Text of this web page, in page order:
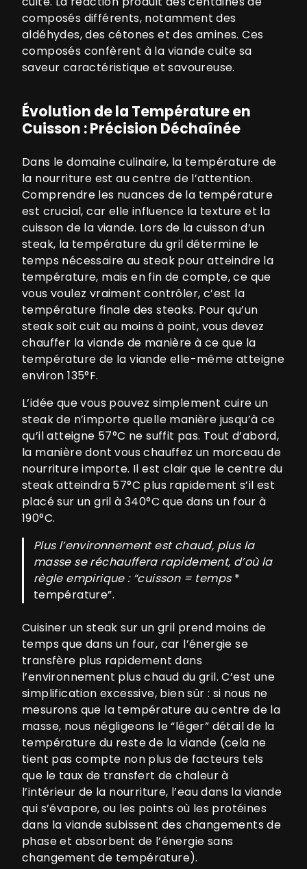
composés différents, notamment des
aldéhydes, des cétones et des amines. Ces
composés confèrent à la viande cuite sa
saveur caractéristique et savoureuse.
Évolution de la Température en
Cuisson : Précision Déchaînée
Dans le domaine culinaire, la température de
la nourriture est au centre de l’attention.
Comprendre les nuances de la température
est crucial, car elle influence la texture et la
cuisson de la viande. Lors de la cuisson d’un
steak, la température du gril détermine le
temps nécessaire au steak pour atteindre la
température, mais en fin de compte, ce que
vous voulez vraiment contrôler, c’est la
température finale des steaks. Pour qu’un
steak soit cuit au moins à point, vous devez
chauffer la viande de manière à ce que la
température de la viande elle-même atteigne
environ 135°F.
L’idée que vous pouvez simplement cuire un
steak de n’importe quelle manière jusqu’à ce
qu’il atteigne 57°C ne suffit pas. Tout d’abord,
la manière dont vous chauffez un morceau de
nourriture importe. Il est clair que le centre du
steak atteindra 57°C plus rapidement s’il est
placé sur un gril à 340°C que dans un four à
190°C.
Plus l’environnement est chaud, plus la
masse se réchauffera rapidement, d’où la
règle empirique : “cuisson = temps*
température”.
Cuisiner un steak sur un gril prend moins de
temps que dans un four, car l’énergie se
transfère plus rapidement dans
l’environnement plus chaud du gril. C’est une
simplification excessive, bien sûr : si nous ne
mesurons que la température au centre de la
masse, nous négligeons le “léger” détail de la
température du reste de la viande (cela ne
tient pas compte non plus de facteurs tels
que le taux de transfert de chaleur à
l’intérieur de la nourriture, l’eau dans la viande
qui s’évapore, ou les points où les protéines
dans la viande subissent des changements de
phase et absorbent de l’énergie sans
changement de température).